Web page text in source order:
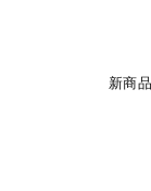
新商